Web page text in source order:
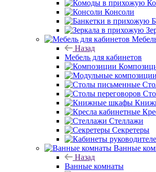
Консоли
Назад
Мебель для кабинетов
Стеллажи
Секретеры
Ванные
Назад
Ванные комнаты